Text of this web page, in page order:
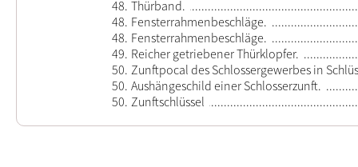
48. Thürband.
48. Fensterrahmenbeschläge.
48. Fensterrahmenbeschläge.
49. Reicher getriebener Thürklopfer.
50. Zunftpocal des Schlossergewerbes in
50. Aushängeschild einer Schlosserzunft.
50. Zunftschlüssel